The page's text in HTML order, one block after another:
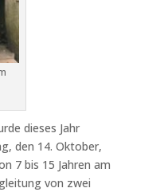
dieses Jahr
den 14. Oktober,
7 bis 15 Jahren am
von zwei